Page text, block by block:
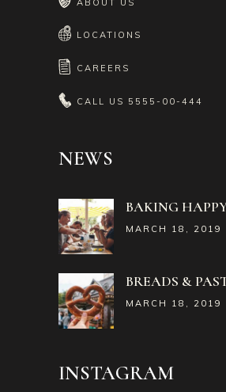
LOCATIONS
CAREERS
CALL US 5555-00-444
NEWS
BAKING
MARCH 18, 2019
BREADS &
MARCH 18, 2019
INSTAGRAM